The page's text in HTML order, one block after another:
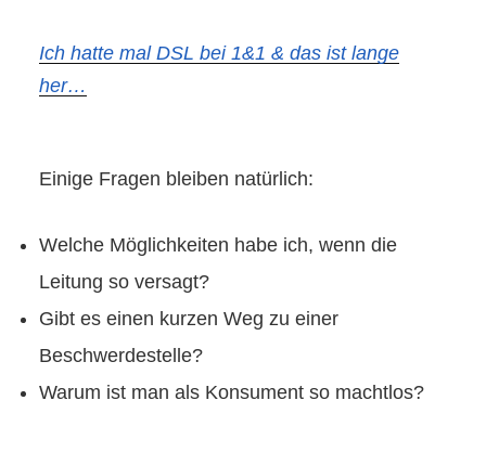
Ich hatte mal DSL bei 1&1 & das ist lange
her…
Einige Fragen bleiben natürlich:
Welche Möglichkeiten habe ich, wenn die
Leitung so versagt?
Gibt es einen kurzen Weg zu einer
Beschwerdestelle?
Warum ist man als Konsument so machtlos?